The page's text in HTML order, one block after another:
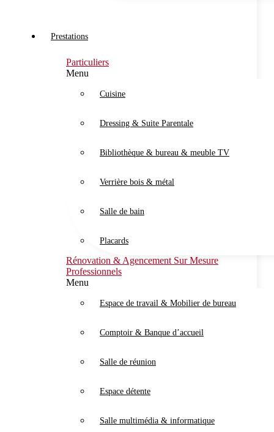
Prestations
Particuliers
Menu
Cuisine
Dressing & Suite Parentale
Bibliothèque & bureau & meuble TV
Verrière bois & métal
Salle de bain
Placards
Rénovation & Agencement Sur Mesure
Professionnels
Menu
Espace de travail & Mobilier de bureau
Comptoir & Banque d’accueil
Salle de réunion
Espace détente
Salle multimédia & informatique